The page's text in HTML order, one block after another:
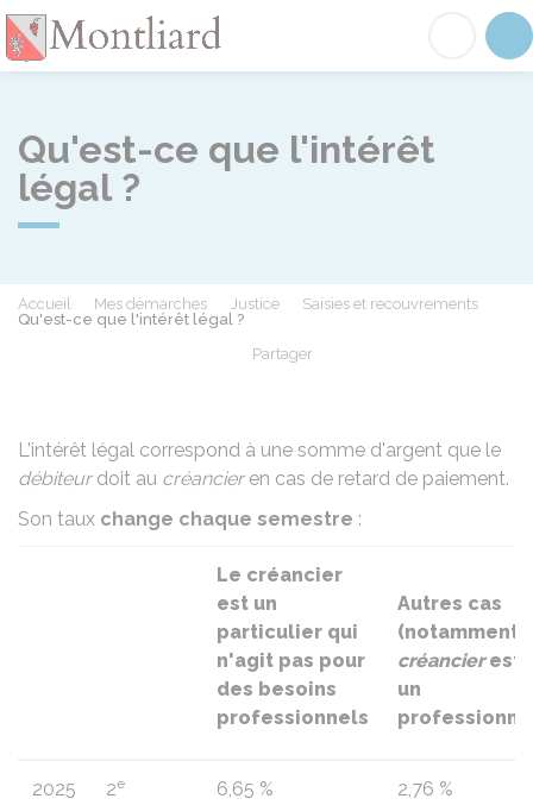
Qu'est-ce que l'intérêt
légal ?
Accueil Mes démarches Justice
Saisies et recouvrements
Qu'est-ce que l'intérêt légal ?
Partager
L'intérêt légal correspond à une somme d'argent que le
débiteurdoit au créancieren cas de retard de paiement.
Son taux change chaque semestre :
Le créancier
est un
particulier qui
n'agit pas pour
des besoins
professionnels
Autres cas
(notamment
créancierest
un
2025 2e 6,65 % 2,76 %